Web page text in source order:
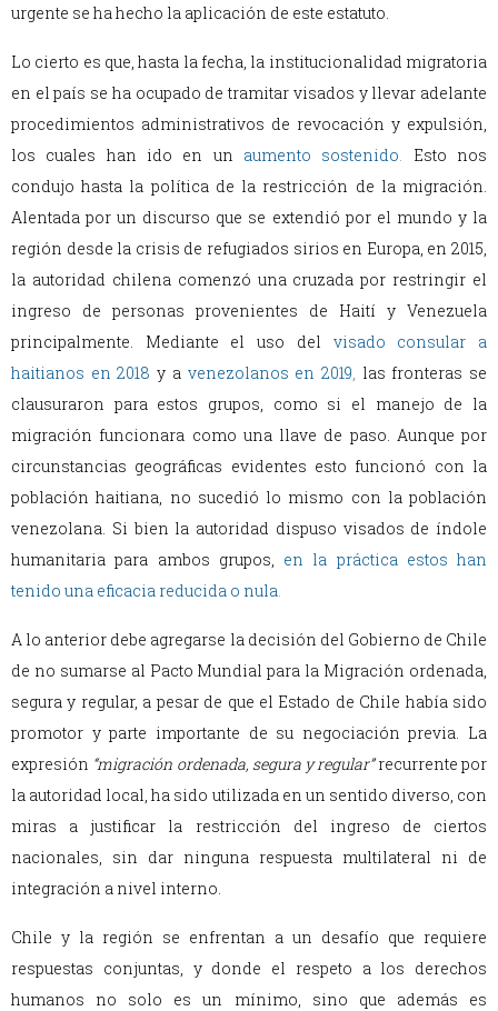
urgente se ha hecho la aplicación de este estatuto.
Lo cierto es que, hasta la fecha, la institucionalidad migratoria
en el país se ha ocupado de tramitar visados y llevar adelante
procedimientos administrativos de revocación y expulsión,
los cuales han ido en un aumento sostenido. Esto nos
condujo hasta la política de la restricción de la migración.
Alentada por un discurso que se extendió por el mundo y la
región desde la crisis de refugiados sirios en Europa, en 2015,
la autoridad chilena comenzó una cruzada por restringir el
ingreso de personas provenientes de Haití y Venezuela
principalmente. Mediante el uso del visado consular a
haitianos en 2018 y a venezolanos en 2019, las fronteras se
clausuraron para estos grupos, como si el manejo de la
migración funcionara como una llave de paso. Aunque por
circunstancias geográficas evidentes esto funcionó con la
población haitiana, no sucedió lo mismo con la población
venezolana. Si bien la autoridad dispuso visados de índole
humanitaria para ambos grupos, en la práctica estos han
tenido una eficacia reducida o nula.
A lo anterior debe agregarse la decisión del Gobierno de Chile
de no sumarse al Pacto Mundial para la Migración ordenada,
segura y regular, a pesar de que el Estado de Chile había sido
promotor y parte importante de su negociación previa. La
expresión “migración ordenada, segura y regular”recurrente por
la autoridad local, ha sido utilizada en un sentido diverso, con
miras a justificar la restricción del ingreso de ciertos
nacionales, sin dar ninguna respuesta multilateral ni de
integración a nivel interno.
Chile y la región se enfrentan a un desafío que requiere
respuestas conjuntas, y donde el respeto a los derechos
humanos no solo es un mínimo, sino que además es